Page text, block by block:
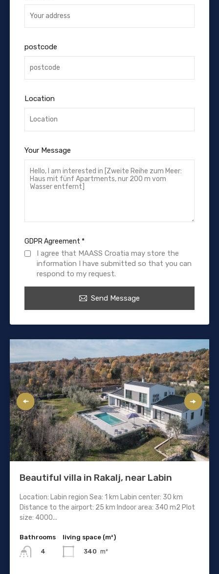
postcode
Location
Your Message
GDPR Agreement *
I agree that MAASS Croatia may store the
information I have submitted so that you can
respond to my request.
Send Message
Beautiful villa in Rakalj, near Labin
Location: Labin region Sea: 1 km Labin center: 30 km
Distance to the airport: 25 km Indoor area: 340 m2 Plot
size: 4000...
Bathrooms
4
living space (m²)
340 m²